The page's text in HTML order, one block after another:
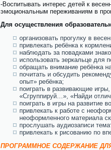
-Воспитывать интерес детей к
эмоциональным переживаниям в
Для осуществления
организовать прогулку в
привлекать ребёнка к
наблюдать за повадками
использовать зеркальце для
обращать внимание ребёнка
почитать и обсудить
опыт» ребёнка;
поиграть в развивающие
«Сгруппируй…», «Найди
поиграть в игры на развитие
привлекать к работе с
неоформленного материала
прослушать аудиозаписи
привлекать к рисованию по
ПРОГРАММНОЕ СОДЕРЖАНИЕ